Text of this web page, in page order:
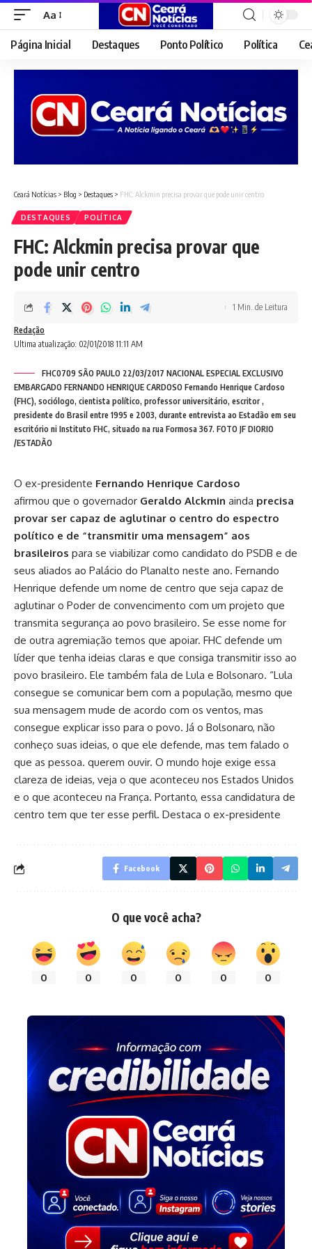
Font
Resizer
Aa
Página Inicial Destaques Ponto Político Política
Ceará Notícias > Blog > Destaques > FHC: Alckmin precisa provar que pode unir centro
DESTAQUES POLÍTICA
FHC: Alckmin precisa provar que
pode unir centro
Ultima atualização: 02/01/2018 11:11 AM
Redação
1 Min. de Leitura
FHC0709 SÃO PAULO 22/03/2017 NACIONAL ESPECIAL EXCLUSIVO
EMBARGADO FERNANDO HENRIQUE CARDOSO Fernando Henrique Cardoso
(FHC), sociólogo, cientista político, professor universitário, escritor ,
presidente do Brasil entre 1995 e 2003, durante entrevista ao Estadão em seu
escritório ni Instituto FHC, situado na rua Formosa 367. FOTO JF DIORIO
/ESTADÃO
O ex-presidente Fernando Henrique Cardoso
afirmou que o governador Geraldo Alckmin ainda precisa
provar ser capaz de aglutinar o centro do espectro
político e de “transmitir uma mensagem” aos
brasileiros para se viabilizar como candidato do PSDB e de
seus aliados ao Palácio do Planalto neste ano. Fernando
Henrique defende um nome de centro que seja capaz de
aglutinar o Poder de convencimento com um projeto que
transmita segurança ao povo brasileiro. Se esse nome for
de outra agremiação temos que apoiar. FHC defende um
líder que tenha ideias claras e que consiga transmitir isso ao
povo brasileiro. Ele também fala de Lula e Bolsonaro. “Lula
consegue se comunicar bem com a população, mesmo que
sua mensagem mude de acordo com os ventos, mas
consegue explicar isso para o povo. Já o Bolsonaro, não
conheço suas ideias, o que ele defende, mas tem falado o
que as pessoa. querem ouvir. O mundo hoje exige essa
clareza de ideias, veja o que aconteceu nos Estados Unidos
e o que aconteceu na França. Portanto, essa candidatura de
centro tem que ter esse perfil. Destaca o ex-presidente
Facebook
O que você acha?
0 0 0 0 0 0